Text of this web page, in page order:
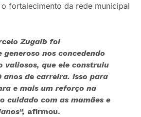
fortalecimento da rede municipal
Zugaib foi
generoso nos concedendo
valiosos, que ele construiu
anos de carreira. Isso para
e mais um reforço na
cuidado com as mamães e
afirmou.